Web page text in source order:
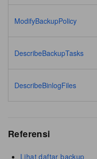
ModifyBackupPolicy
DescribeBackupTasks
DescribeBinlogFiles
Referensi
Lihat daftar backup